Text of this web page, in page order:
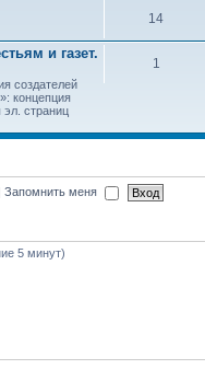
14
и газет.
создателей
концепция
страниц
1
Запомнить меня
5 минут)